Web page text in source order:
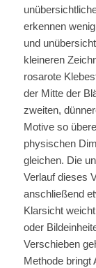
erkennen
und
kleineren
rosarote
der Mitte der
zweiten,
Motive so
physischen
gleichen. Die
Verlauf dieses
anschließend
Klarsicht
oder
Verschieben
Methode bringt